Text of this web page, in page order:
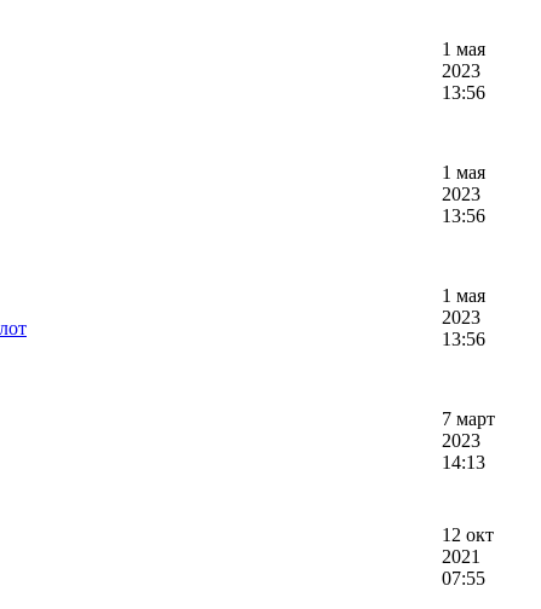
1 мая
2023
13:56
1 мая
2023
13:56
1 мая
2023
13:56
7 март
2023
14:13
12 окт
2021
07:55